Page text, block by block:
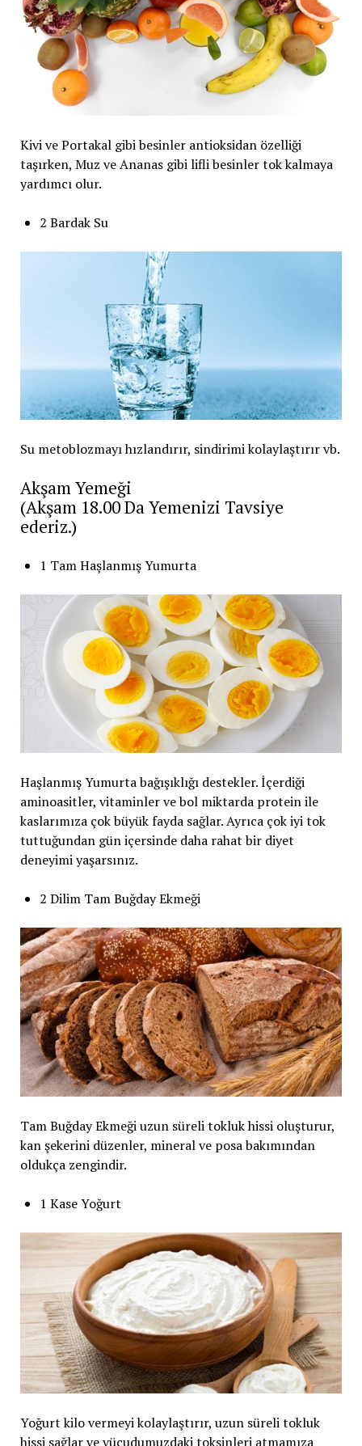
Kivi ve Portakal gibi besinler antioksidan özelliği
taşırken, Muz ve Ananas gibi lifli besinler tok kalmaya
yardımcı olur.
2 Bardak Su
Su metoblozmayı hızlandırır, sindirimi kolaylaştırır vb.
Akşam Yemeği
(Akşam 18.00 Da Yemenizi Tavsiye
ederiz.)
1 Tam Haşlanmış Yumurta
Haşlanmış Yumurta bağışıklığı destekler. İçerdiği
aminoasitler, vitaminler ve bol miktarda protein ile
kaslarımıza çok büyük fayda sağlar. Ayrıca çok iyi tok
tuttuğundan gün içersinde daha rahat bir diyet
deneyimi yaşarsınız.
2 Dilim Tam Buğday Ekmeği
Tam Buğday Ekmeği uzun süreli tokluk hissi oluşturur,
kan şekerini düzenler, mineral ve posa bakımından
oldukça zengindir.
1 Kase Yoğurt
Yoğurt kilo vermeyi kolaylaştırır, uzun süreli tokluk
hissi sağlar ve vücudumuzdaki toksinleri atmamıza